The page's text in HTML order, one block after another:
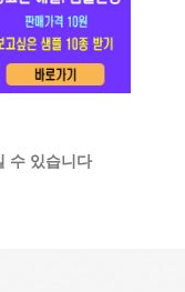
수 있습니다